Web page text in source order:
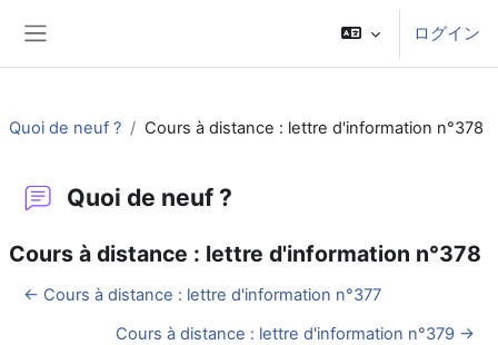
ログイン
Quoi de neuf ? Cours à distance : lettre d'information n°378
Quoi de neuf ?
Cours à distance : lettre d'information n°378
← Cours à distance : lettre d'information n°377
Cours à distance : lettre d'information n°379 →